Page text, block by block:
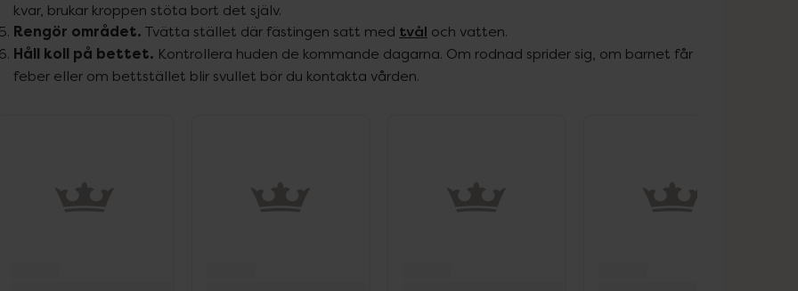
kvar, brukar kroppen stöta bort det själv.
Rengör området. Tvätta stället där fästingen satt med tvål och vatten.
Håll koll på bettet. Kontrollera huden de kommande dagarna. Om rodnad sprider sig, om barnet får
feber eller om bettstället blir svullet bör du kontakta vården.